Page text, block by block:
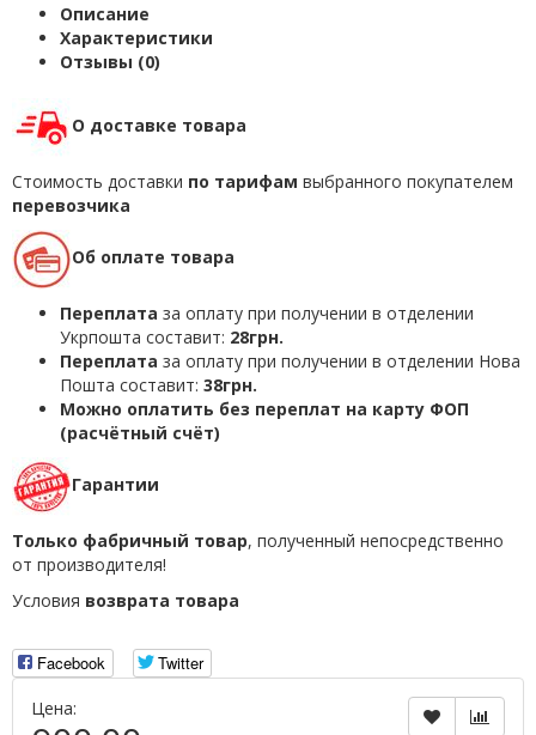
Описание
Характеристики
Отзывы (0)
О доставке товара
Стоимость доставки по тарифам выбранного покупателем
перевозчика
Об оплате товара
Переплата за оплату при получении в отделении
Укрпошта составит: 28грн.
Переплата за оплату при получении в отделении Нова
Пошта составит: 38грн.
Можно оплатить без переплат на карту ФОП
(расчётный счёт)
Гарантии
Только фабричный товар, полученный непосредственно
от производителя!
Условия возврата товара
Facebook
Twitter
Цена: